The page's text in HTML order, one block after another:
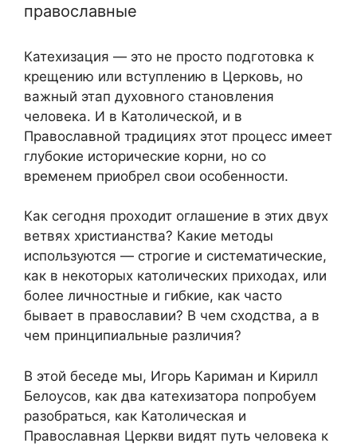
православные
Катехизация — это не просто подготовка к
крещению или вступлению в Церковь, но
важный этап духовного становления
человека. И в Католической, и в
Православной традициях этот процесс имеет
глубокие исторические корни, но со
временем приобрел свои особенности.
Как сегодня проходит оглашение в этих двух
ветвях христианства? Какие методы
используются — строгие и систематические,
как в некоторых католических приходах, или
более личностные и гибкие, как часто
бывает в православии? В чем сходства, а в
чем принципиальные различия?
В этой беседе мы, Игорь Кариман и Кирилл
Белоусов, как два катехизатора попробуем
разобраться, как Католическая и
Православная Церкви видят путь человека к